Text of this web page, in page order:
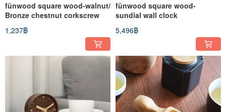
fünwood square wood-walnut/
Bronze chestnut corkscrew
1,237฿
fünwood square wood-
sundial wall clock
5,496฿